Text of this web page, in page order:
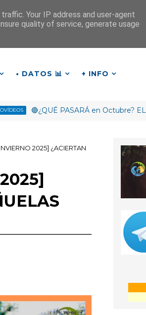
• DATOS 📊 + INFO
🔴¿QUÉ PASARÁ en Octubre? EL NIÑO
2025] ¿ACIERTAN
Your IP address and user-agent
quality of service, generate usage